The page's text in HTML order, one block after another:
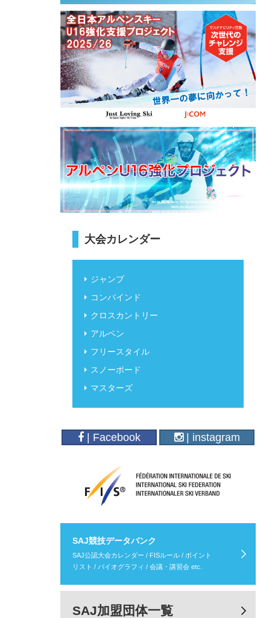
大会カレンダー
ジャンプ
コンバインド
クロスカントリー
アルペン
フリースタイル
スノーボード
マスターズ
| Facebook | instagram
SAJ競技データバンク
SAJ公認大会カレンダー / FISルール / ポイント
リスト / バイオグラフィ / 会議・講習会 etc.
SAJ加盟団体一覧